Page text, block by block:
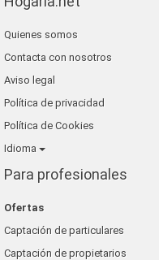
Quienes somos
Contacta con nosotros
Aviso legal
Política de privacidad
Política de Cookies
Idioma
Para profesionales
Ofertas
Captación de particulares
Captación de propietarios